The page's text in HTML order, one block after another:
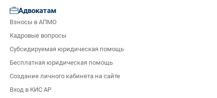
Адвокатам
Взносы в АПМО
Кадровые вопросы
Субсидируемая юридическая помощь
Бесплатная юридическая помощь
Создание личного кабинета на сайте
Вход в КИС АР